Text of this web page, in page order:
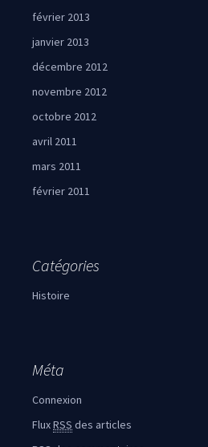
février 2013
janvier 2013
décembre 2012
novembre 2012
octobre 2012
avril 2011
mars 2011
février 2011
Catégories
Histoire
Méta
Connexion
FluxRSS des articles